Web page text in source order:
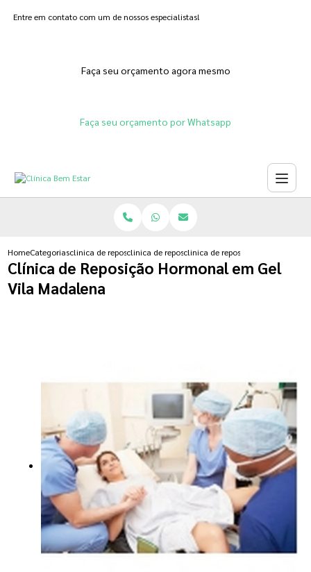
Entre em contato com um de nossos especialistas!
Faça seu orçamento agora mesmo
Faça seu orçamento por Whatsapp
HomeCategoriasclinica de reposicao hormonalclinica de reposicao hormonal para menopausa
clinica de reposicao hormonal
Clínica de Reposição Hormonal em Gel
Vila Madalena